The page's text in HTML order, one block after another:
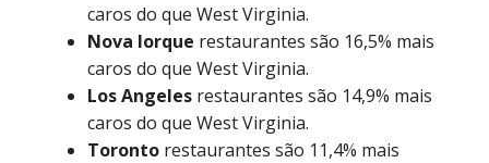
caros do que West Virginia.
Nova Iorque restaurantes são 16,5% mais
caros do que West Virginia.
Los Angeles restaurantes são 14,9% mais
caros do que West Virginia.
Toronto restaurantes são 11,4% mais